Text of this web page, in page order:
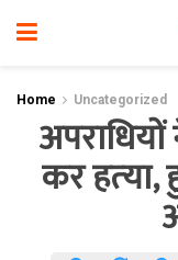
Home Uncategorized
कर हत्‍या,